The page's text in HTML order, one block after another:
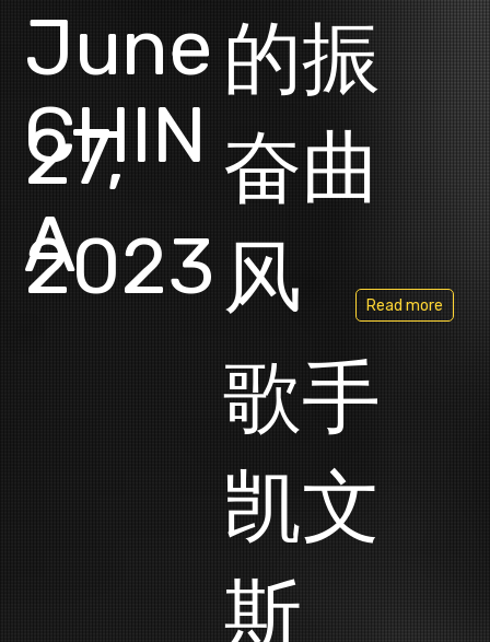
CHIN
A
的振
奋曲
风
June
27,
2023
Read more
歌手
凯文
斯